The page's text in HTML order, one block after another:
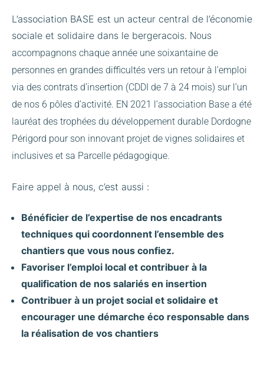
L’association BASE est un acteur central de l’économie
sociale et solidaire dans le bergeracois. Nous
accompagnons chaque année une soixantaine de
personnes en grandes difficultés vers un retour à l’emploi
via des contrats d’insertion (CDDI de 7 à 24 mois) sur l’un
de nos 6 pôles d’activité. EN 2021 l’association Base a été
lauréat des trophées du développement durable Dordogne
Périgord pour son innovant projet de vignes solidaires et
inclusives et sa Parcelle pédagogique.
Faire appel à nous, c’est aussi :
Bénéficier de l’expertise de nos encadrants
techniques qui coordonnent l’ensemble des
chantiers que vous nous confiez.
Favoriser l’emploi local et contribuer à la
qualification de nos salariés en insertion
Contribuer à un projet social et solidaire et
encourager une démarche éco responsable dans
la réalisation de vos chantiers